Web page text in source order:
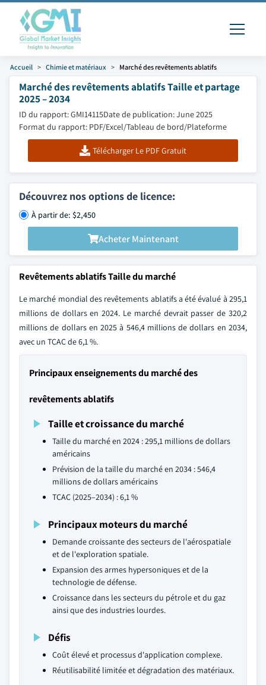
Accueil Chimie et matériaux Marché des revêtements ablatifs
Marché des revêtements ablatifs Taille et partage
2025 – 2034
ID du rapport: GMI14115Date de publication: June 2025
Format du rapport: PDF/Excel/Tableau de bord/Plateforme
Télécharger Le PDF Gratuit
Découvrez nos options de licence:
À partir de: $2,450
Acheter Maintenant
Revêtements ablatifs Taille du marché
Le marché mondial des revêtements ablatifs a été évalué à 295,1
millions de dollars en 2024. Le marché devrait passer de 320,2
millions de dollars en 2025 à 546,4 millions de dollars en 2034,
avec un TCAC de 6,1 %.
Principaux enseignements du marché des
revêtements ablatifs
Taille et croissance du marché
Taille du marché en 2024 : 295,1 millions de dollars
américains
Prévision de la taille du marché en 2034 : 546,4
millions de dollars américains
TCAC (2025–2034) : 6,1 %
Principaux moteurs du marché
Demande croissante des secteurs de l'aérospatiale
et de l'exploration spatiale.
Expansion des armes hypersoniques et de la
technologie de défense.
Croissance dans les secteurs du pétrole et du gaz
ainsi que des industries lourdes.
Défis
Coût élevé et processus d'application complexe.
Réutilisabilité limitée et dégradation des matériaux.